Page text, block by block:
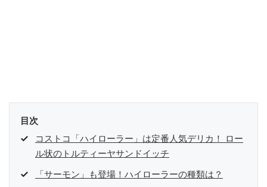
目次
コストコ「ハイローラー」は定番人気デリカ！ ロー
ル状のトルティーヤサンドイッチ
「サーモン」も登場！ハイローラーの種類は？